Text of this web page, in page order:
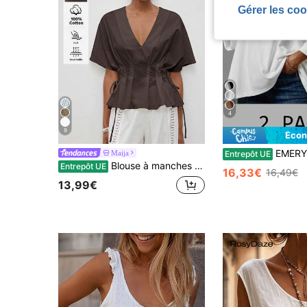
9
Maija
Entrepôt UE Blouse à manches ballons, ourlet à volants, style bohème tie dye MAIJA pour l'été
13,99€
4
Entrepôt UE EMERY ROSE 2 pièces/Set T-shirt basique minimaliste
16,33€ 16,49€
Gérer les